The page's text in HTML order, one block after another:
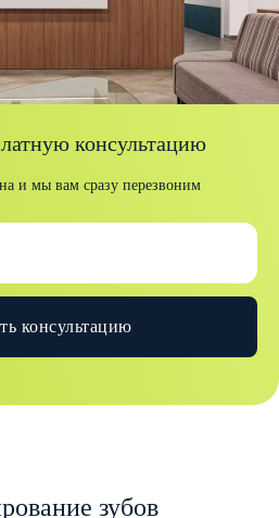
консультацию
и мы вам сразу перезвоним
консультацию
зубов